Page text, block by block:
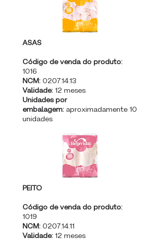
ASAS
Código de venda do produto:
1016
NCM: 0207.14.13
Validade: 12 meses
Unidades por
embalagem: aproximadamente 10
unidades
PEITO
Código de venda do produto:
1019
NCM: 0207.14.11
Validade: 12 meses